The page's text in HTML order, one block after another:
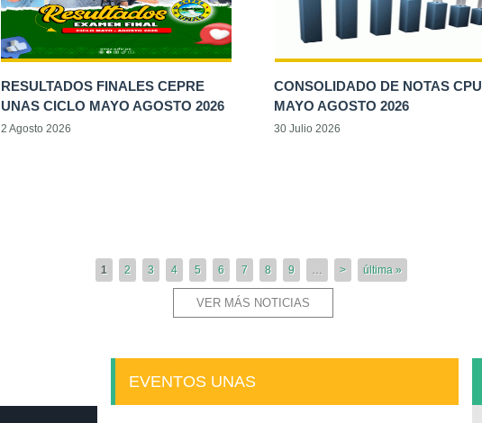
RESULTADOS FINALES CEPRE
UNAS CICLO MAYO AGOSTO 2026
2 Agosto 2026
CONSOLIDADO DE NOTAS CPU
MAYO AGOSTO 2026
30 Julio 2026
1 2 3 4 5 6 7 8 9 … > última »
VER MÁS NOTICIAS
EVENTOS UNAS